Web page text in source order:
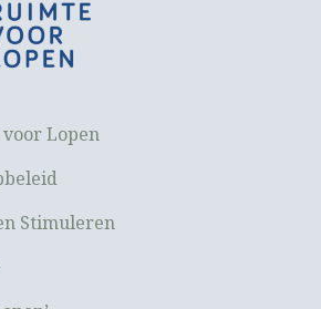
Lopen
Stimuleren